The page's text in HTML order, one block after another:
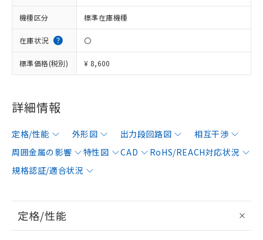
機種区分 標準在庫機種
在庫状況 〇
標準価格(税別) ¥ 8,600
詳細情報
定格/性能 外形図 出力段回路図
相互干渉
周囲金属の影響
特性図 CAD
RoHS/REACH対応状況
規格認証/適合状況
定格/性能